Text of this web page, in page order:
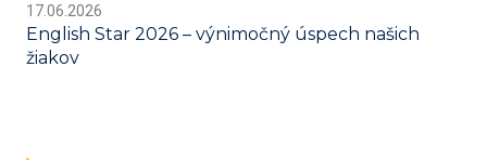
17.06.2026
English Star 2026 – výnimočný úspech našich
žiakov